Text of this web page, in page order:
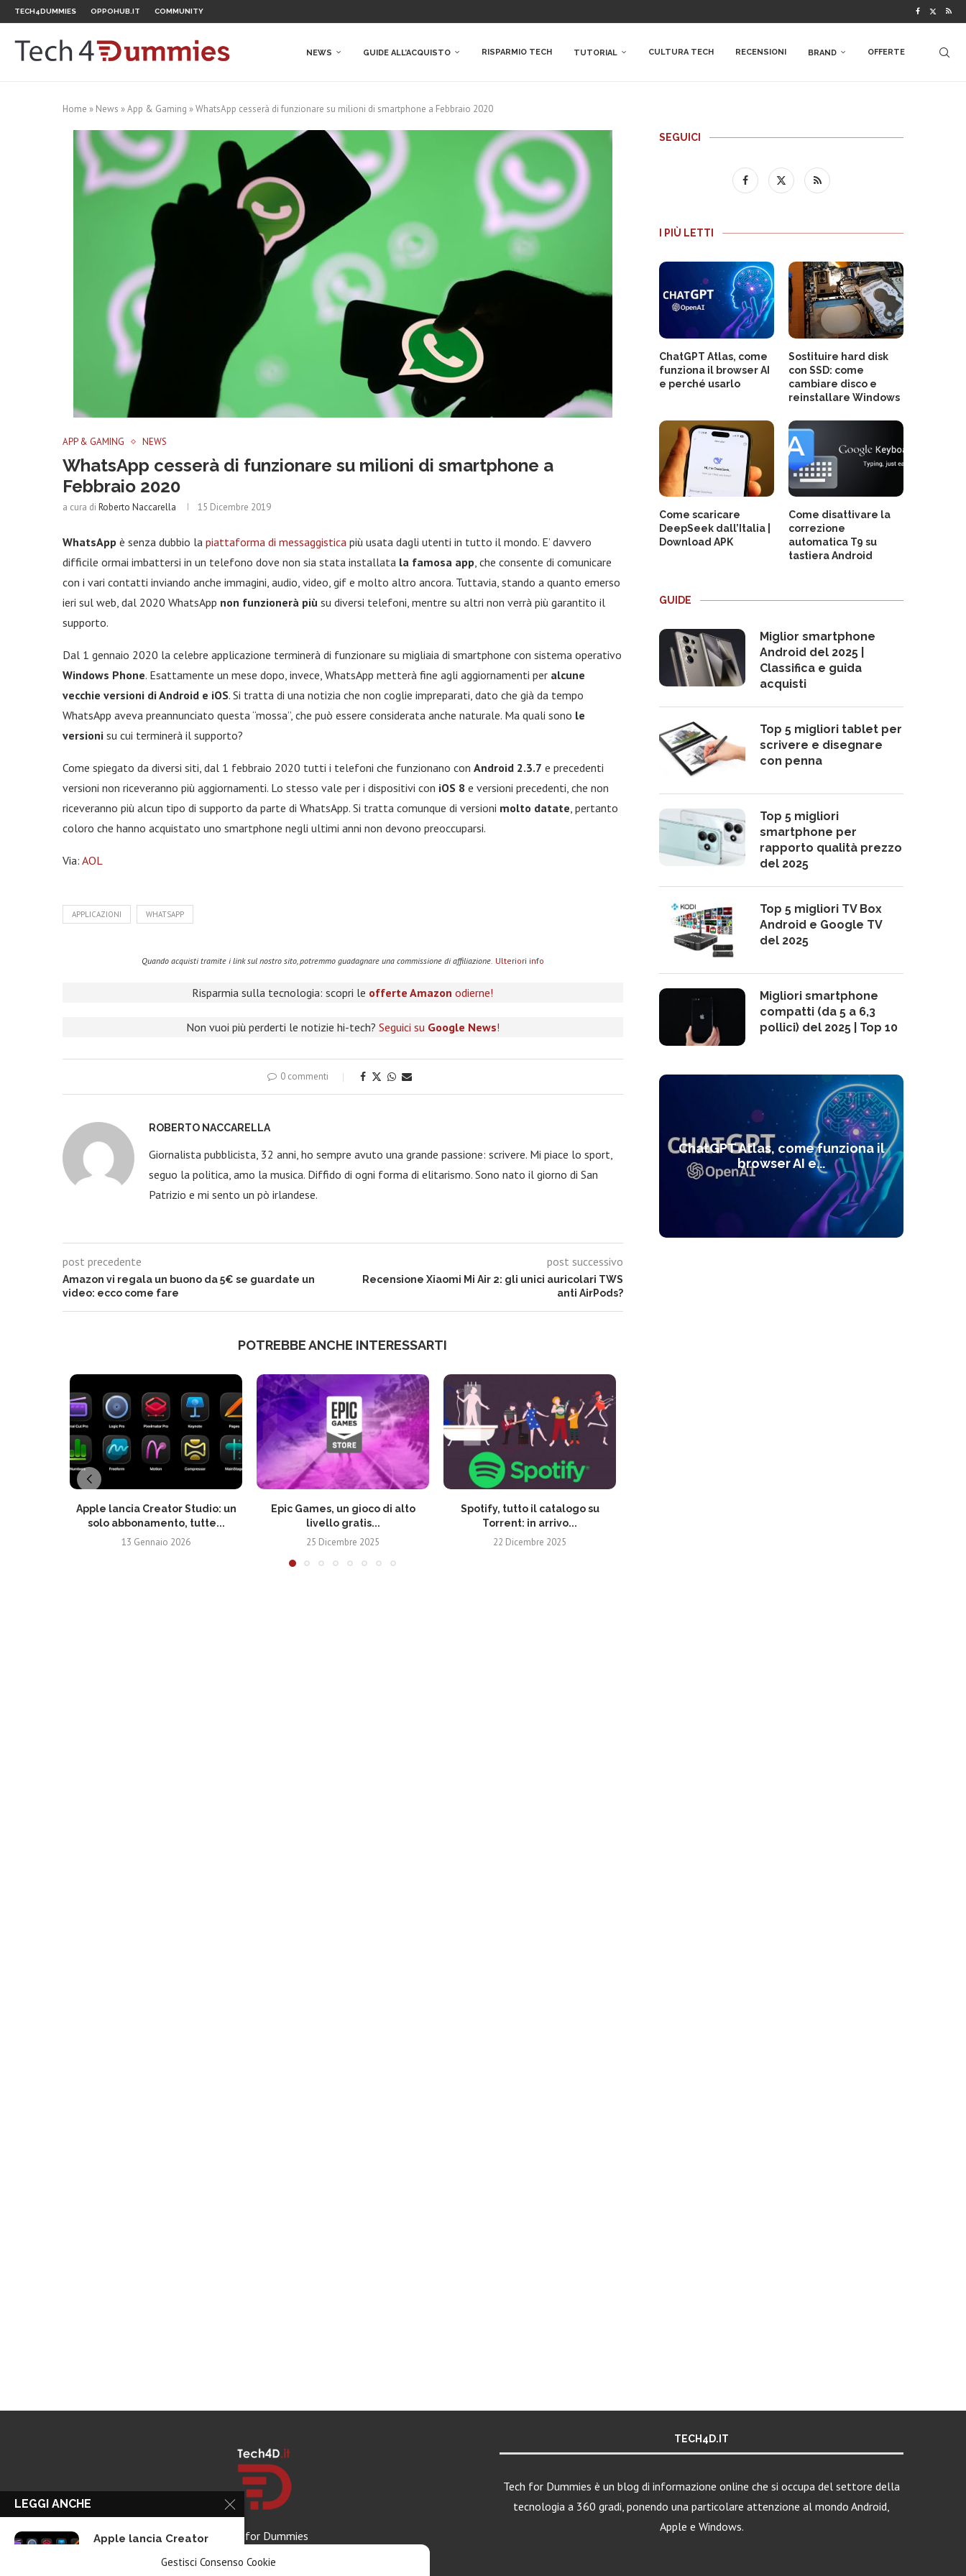
Gestisci Consenso Cookie
TECH4DUMMIES OPPOHUB.IT COMMUNITY
NEWS GUIDE ALL’ACQUISTO RISPARMIO TECH TUTORIAL CULTURA TECH RECENSIONI BRAND OFFERTE
Home » News »App & Gaming »WhatsApp cesserà di funzionare su milioni di smartphone a Febbraio 2020
APP & GAMING NEWS
WhatsApp cesserà di funzionare su milioni di smartphone a
Febbraio 2020
a cura di Roberto Naccarella 15 Dicembre 2019
WhatsApp è senza dubbio la piattaforma di messaggistica più usata dagli utenti in tutto il mondo. E’ davvero
difficile ormai imbattersi in un telefono dove non sia stata installata la famosa app, che consente di comunicare
con i vari contatti inviando anche immagini, audio, video, gif e molto altro ancora. Tuttavia, stando a quanto emerso
ieri sul web, dal 2020 WhatsApp non funzionerà più su diversi telefoni, mentre su altri non verrà più garantito il
supporto.
Dal 1 gennaio 2020 la celebre applicazione terminerà di funzionare su migliaia di smartphone con sistema operativo
Windows Phone. Esattamente un mese dopo, invece, WhatsApp metterà fine agli aggiornamenti per alcune
vecchie versioni di Android e iOS. Si tratta di una notizia che non coglie impreparati, dato che già da tempo
WhatsApp aveva preannunciato questa “mossa”, che può essere considerata anche naturale. Ma quali sono le
versioni su cui terminerà il supporto?
Come spiegato da diversi siti, dal 1 febbraio 2020 tutti i telefoni che funzionano con Android 2.3.7 e precedenti
versioni non riceveranno più aggiornamenti. Lo stesso vale per i dispositivi con iOS 8 e versioni precedenti, che non
riceveranno più alcun tipo di supporto da parte di WhatsApp. Si tratta comunque di versioni molto datate, pertanto
coloro che hanno acquistato uno smartphone negli ultimi anni non devono preoccuparsi.
Via: AOL
APPLICAZIONI WHATSAPP
Quando acquisti tramite i link sul nostro sito, potremmo guadagnare una commissione di affiliazione. Ulteriori info
Risparmia sulla tecnologia: scopri le offerte Amazon odierne!
Non vuoi più perderti le notizie hi-tech? Seguici su Google News!
0 commenti
ROBERTO NACCARELLA
Giornalista pubblicista, 32 anni, ho sempre avuto una grande passione: scrivere. Mi piace lo sport,
seguo la politica, amo la musica. Diffido di ogni forma di elitarismo. Sono nato il giorno di San
Patrizio e mi sento un pò irlandese.
post precedente
Amazon vi regala un buono da 5€ se guardate un
video: ecco come fare
post successivo
Recensione Xiaomi Mi Air 2: gli unici auricolari TWS
anti AirPods?
POTREBBE ANCHE INTERESSARTI
Apple lancia Creator Studio: un
solo abbonamento, tutte...
13 Gennaio 2026
Epic Games, un gioco di alto
livello gratis...
25 Dicembre 2025
Spotify, tutto il catalogo su
Torrent: in arrivo...
22 Dicembre 2025
SEGUICI
I PIÙ LETTI
ChatGPT Atlas, come
funziona il browser AI
e perché usarlo
Sostituire hard disk
con SSD: come
cambiare disco e
reinstallare Windows
Come scaricare
DeepSeek dall’Italia |
Download APK
Come disattivare la
correzione
automatica T9 su
tastiera Android
GUIDE
Miglior smartphone
Android del 2025 |
Classifica e guida
acquisti
Top 5 migliori tablet per
scrivere e disegnare
con penna
Top 5 migliori
smartphone per
rapporto qualità prezzo
del 2025
Top 5 migliori TV Box
Android e Google TV
del 2025
Migliori smartphone
compatti (da 5 a 6,3
pollici) del 2025 | Top 10
ChatGPT Atlas, come funziona il
browser AI e...
Tech for Dummies
TECH4D.IT
Tech for Dummies è un blog di informazione online che si occupa del settore della
tecnologia a 360 gradi, ponendo una particolare attenzione al mondo Android,
Apple e Windows.
LEGGI ANCHE
Apple lancia Creator